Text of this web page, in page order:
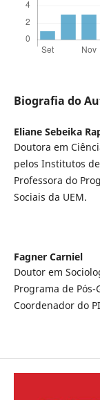
Biografia do
Eliane Sebeika
Doutora em
pelos Institutos
Professora do
Sociais da UEM.
Fagner Carniel
Doutor em
Programa de Pós-
Coordenador do